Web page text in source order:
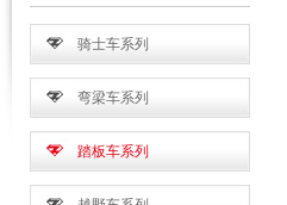
骑士车系列
弯梁车系列
踏板车系列